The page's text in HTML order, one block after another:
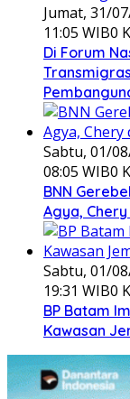
Jumat, 31/
11:05 WIB0
Di Forum
Sabtu, 01/
08:05 WIB0
BNN
Agya,
Sabtu, 01/
19:31 WIB0
BP Batam
Kawasan